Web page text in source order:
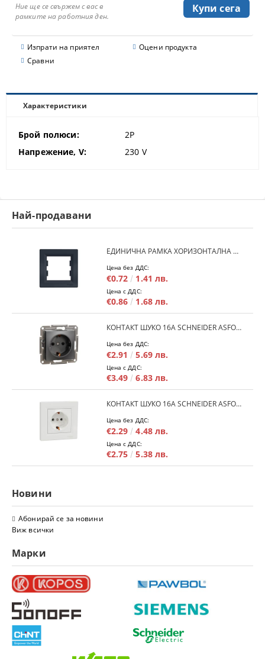
Ние ще се свържем с вас в
рамките на работния ден.
Изпрати на приятел
Оцени продукта
Сравни
Характеристики
Брой полюси:
2P
Напрежение, V:
230 V
Най-продавани
ЕДИНИЧНА РАМКА ХОРИЗОНТАЛНА SCHNEIDER ASFORA EPH5800171 - АНТРАЦИТ
Цена без ДДС:
€0.72 1.41 лв.
Цена с ДДС:
€0.86 1.68 лв.
КОНТАКТ ШУКО 16A SCHNEIDER ASFORA EPH2900171 - АНРАЦИТ
Цена без ДДС:
€2.91 5.69 лв.
Цена с ДДС:
€3.49 6.83 лв.
КОНТАКТ ШУКО 16A SCHNEIDER ASFORA EPH2900121 - БЯЛ
Цена без ДДС:
€2.29 4.48 лв.
Цена с ДДС:
€2.75 5.38 лв.
Новини
Абонирай се за новини
Виж всички
Марки